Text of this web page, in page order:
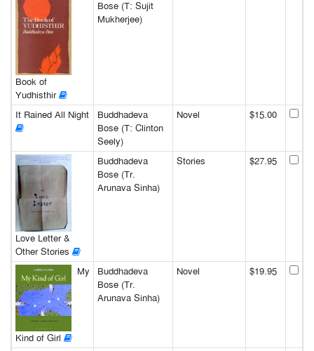
Book of
Yudhisthir
Bose (T: Sujit
Mukherjee)
It Rained All Night
Buddhadeva
Bose (T: Clinton
Seely)
Novel $15.00
Love Letter &
Other Stories
Buddhadeva
Bose (Tr.
Arunava Sinha)
Stories $27.95
My
Kind of Girl
Buddhadeva
Bose (Tr.
Arunava Sinha)
Novel $19.95